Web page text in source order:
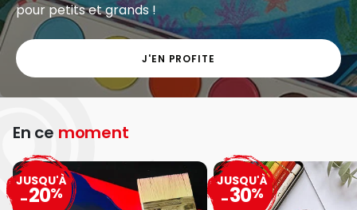
pour petits et grands !
J'EN PROFITE
En ce moment
JUSQU'À
-20%
JUSQU'À
-30%